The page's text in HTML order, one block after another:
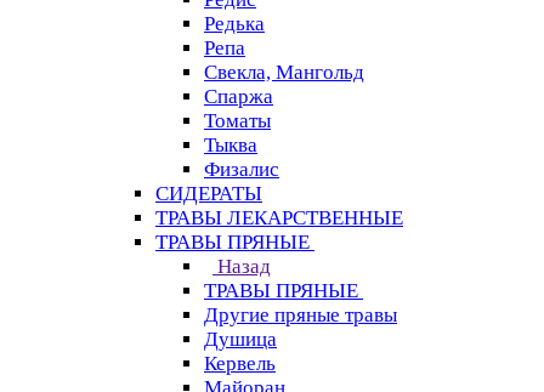
Редька
Репа
Свекла, Мангольд
Спаржа
Томаты
Тыква
Физалис
СИДЕРАТЫ
ТРАВЫ ЛЕКАРСТВЕННЫЕ
ТРАВЫ ПРЯНЫЕ
Назад
ТРАВЫ ПРЯНЫЕ
Другие пряные травы
Душица
Кервель